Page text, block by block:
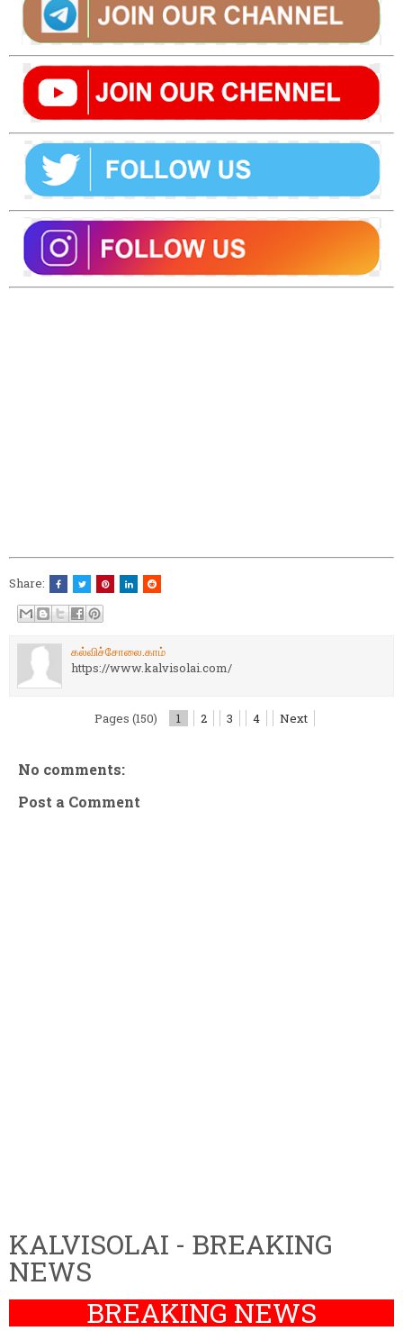
Share:
கல்விச்சோலை.காம்
https://www.kalvisolai.com/
Pages (150) 1 2 3 4 Next
No comments:
Post a Comment
KALVISOLAI - BREAKING
NEWS
BREAKING NEWS